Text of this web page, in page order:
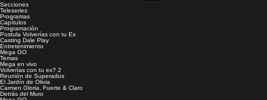
Secciones
Teleseries
Programas
Capítulos
Programación
Postula Volverías con tu Ex
Casting Dale Play
Entretenimiento
Mega GO
Temas
Mega en vivo
Volverías con tu ex? 2
Reunión de Superados
El Jardín de Olivia
Carmen Gloria, Fuerte & Claro
Detrás del Muro